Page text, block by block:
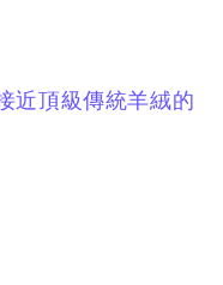
近頂級傳統羊絨的